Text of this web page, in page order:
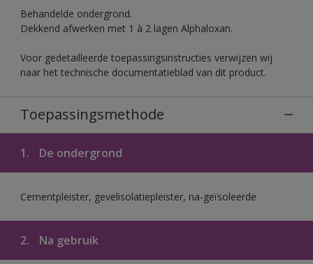
Behandelde ondergrond.
Dekkend afwerken met 1 à 2 lagen Alphaloxan.
Voor gedetailleerde toepassingsinstructies verwijzen wij
naar het technische documentatieblad van dit product.
Toepassingsmethode
1. De ondergrond
Cementpleister, gevelisolatiepleister, na-geïsoleerde
2. Na gebruik